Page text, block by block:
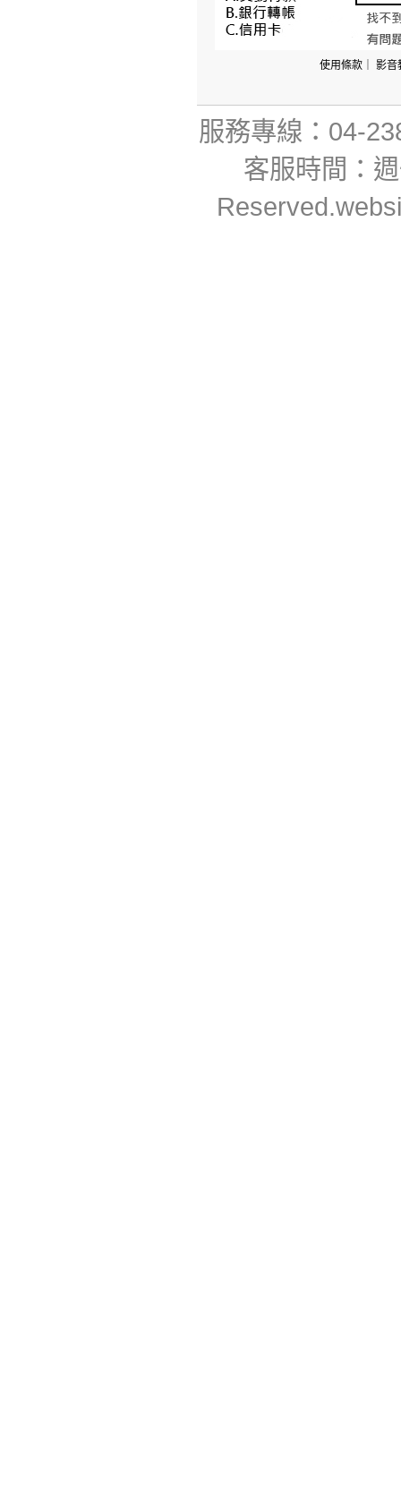
使用條款 影音
服務專線：04-
客服時間：